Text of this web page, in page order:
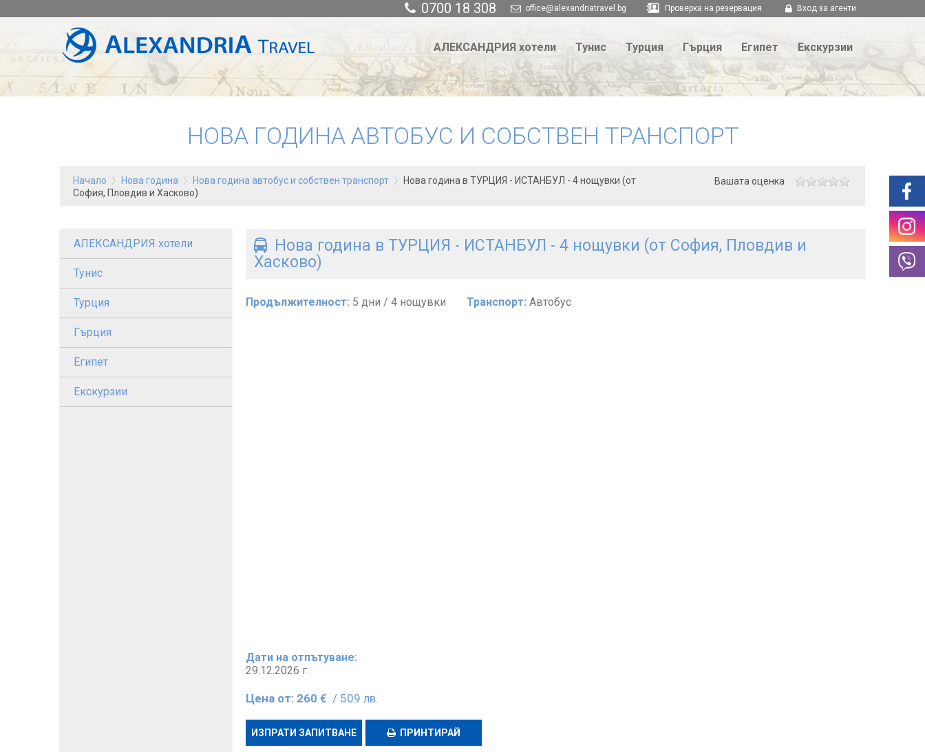
0700 18 308 office@alexandriatravel.bg Проверка на резервация Вход за агенти
АЛЕКСАНДРИЯ хотели Тунис Турция Гърция Египет Екскурзии
НОВА ГОДИНА АВТОБУС И СОБСТВЕН ТРАНСПОРТ
Начало Нова година Нова година автобус и собствен транспорт
Нова година в ТУРЦИЯ - ИСТАНБУЛ - 4 нощувки (от
София, Пловдив и Хасково)
Вашата оценка
АЛЕКСАНДРИЯ хотели
Тунис
Турция
Гърция
Египет
Екскурзии
Нова година в ТУРЦИЯ - ИСТАНБУЛ - 4 нощувки (от София, Пловдив и
Хасково)
Продължителност: 5 дни / 4 нощувки Транспорт: Автобус
Дати на отпътуване:
29.12.2026 г.
Цена от: 260 € / 509 лв.
ИЗПРАТИ ЗАПИТВАНЕ ПРИНТИРАЙ